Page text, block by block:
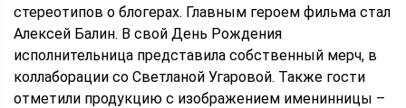
стереотипов о блогерах. Главным героем фильма стал
Алексей Балин. В свой День Рождения
исполнительница представила собственный мерч, в
коллаборации со Светланой Угаровой. Также гости
отметили продукцию с изображением именинницы –